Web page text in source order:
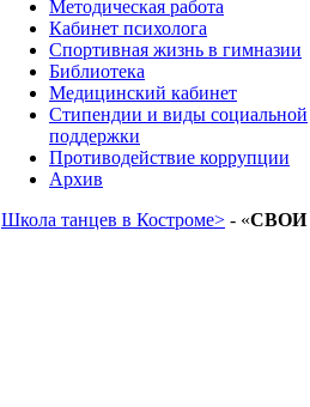
Методическая работа
Кабинет психолога
Спортивная жизнь в гимназии
Библиотека
Медицинский кабинет
Стипендии и виды социальной
поддержки
Противодействие коррупции
Архив
Школа танцев в Костроме> - «